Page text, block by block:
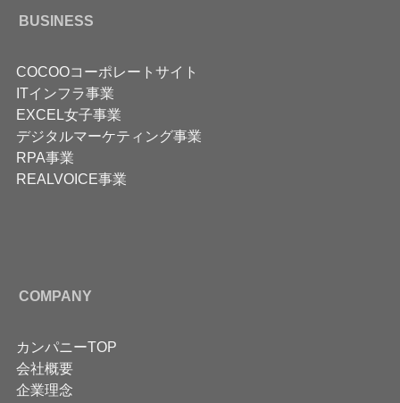
BUSINESS
COCOOコーポレートサイト
ITインフラ事業
EXCEL女子事業
デジタルマーケティング事業
RPA事業
REALVOICE事業
COMPANY
カンパニーTOP
会社概要
企業理念